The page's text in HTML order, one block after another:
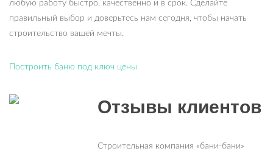
любую работу быстро, качественно и в срок. Сделайте
правильный выбор и доверьтесь нам сегодня, чтобы начать
строительство вашей мечты.
Построить баню под ключ цены
Отзывы клиентов
Строительная компания «бани-бани»